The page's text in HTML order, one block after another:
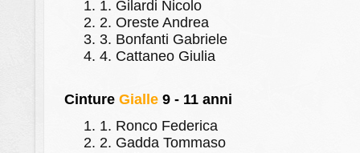
1. Gilardi Nicolo
2. Oreste Andrea
3. Bonfanti Gabriele
4. Cattaneo Giulia
Cinture Gialle 9 - 11 anni
1. Ronco Federica
2. Gadda Tommaso